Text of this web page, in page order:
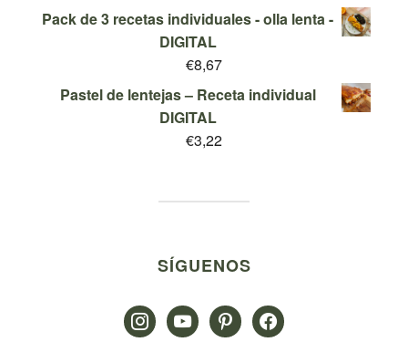
€29,95.€9,95.
Pack de 3 recetas individuales - olla lenta -
DIGITAL
€8,67
Pastel de lentejas – Receta individual
DIGITAL
€3,22
SÍGUENOS
instagramyoutubepinterestfacebook